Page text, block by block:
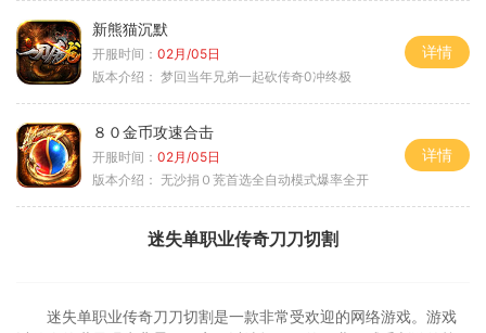
新熊猫沉默
开服时间： 02月/05日
版本介绍： 梦回当年兄弟一起砍传奇0冲终极
详情
８０金币攻速合击
开服时间： 02月/05日
版本介绍： 无沙捐０茺首选全自动模式爆率全开
详情
迷失单职业传奇刀刀切割
迷失单职业传奇刀刀切割是一款非常受欢迎的网络游戏。游戏